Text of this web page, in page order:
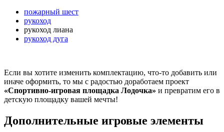
пожарный шест
рукоход
рукоход лиана
рукоход дуга
Если вы хотите изменить комплектацию, что-то добавить или
иначе оформить, то мы с радостью доработаем проект
«Спортивно-игровая площадка Лодочка» и превратим его в
детскую площадку вашей мечты!
Дополнительные игровые элементы